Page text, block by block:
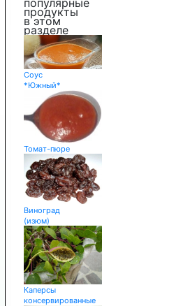
продукты
в этом
разделе
Соус
*Южный*
Томат-пюре
Виноград
(изюм)
Каперсы
консервированные